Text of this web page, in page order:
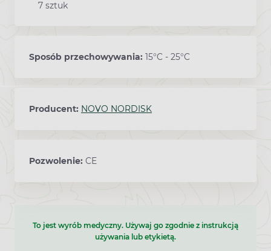
7 sztuk
Sposób przechowywania: 15°C - 25°C
Producent: NOVO NORDISK
Pozwolenie: CE
To jest wyrób medyczny. Używaj go zgodnie z instrukcją
używania lub etykietą.